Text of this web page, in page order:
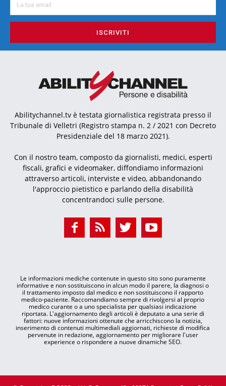
ISCRIVITI
Abilitychannel.tv è testata giornalistica registrata presso il
Tribunale di Velletri (Registro stampa n. 2 / 2021 con Decreto
Presidenziale del 18 marzo 2021).
Con il nostro team, composto da giornalisti, medici, esperti
fiscali, grafici e videomaker, diffondiamo informazioni
attraverso articoli, interviste e video, abbandonando
l'approccio pietistico e parlando della disabilità
concentrandoci sulle persone.
Le informazioni mediche contenute in questo sito sono puramente
informative e non sostituiscono in alcun modo il parere, la diagnosi o
il trattamento imposto dal medico e non sostituiscono il rapporto
medico-paziente. Raccomandiamo sempre di rivolgersi al proprio
medico curante o a uno specialista per qualsiasi indicazione
riportata. L'aggiornamento degli articoli è deputato a una serie di
fattori: nuove informazioni ottenute che arricchiscono la notizia,
inserimento di contenuti multimediali aggiornati, richieste di modifica
pervenute in redazione, aggiornamento per migliorare l'user
experience o rispondere a nuove dinamiche SEO.